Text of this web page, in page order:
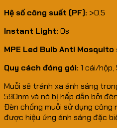
Hệ số công suất (PF): >0.5
Instant Light: 0s
MPE Led Bulb Anti Mosquito
Quy cách đóng gói: 1 cái/
Muỗi sẽ tránh xa ánh sáng
590nm và nó bị hấp dẫn bởi
Đèn chống muỗi sử dụng công
được hiệu ứng ánh sáng đặc